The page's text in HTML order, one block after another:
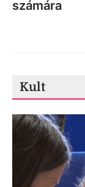
számára
Kult